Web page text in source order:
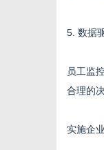
5. 数据
员工监
合理的
实施企